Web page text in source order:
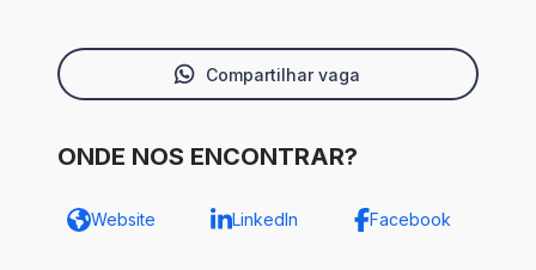
Compartilhar vaga
ONDE NOS ENCONTRAR?
Website LinkedIn Facebook